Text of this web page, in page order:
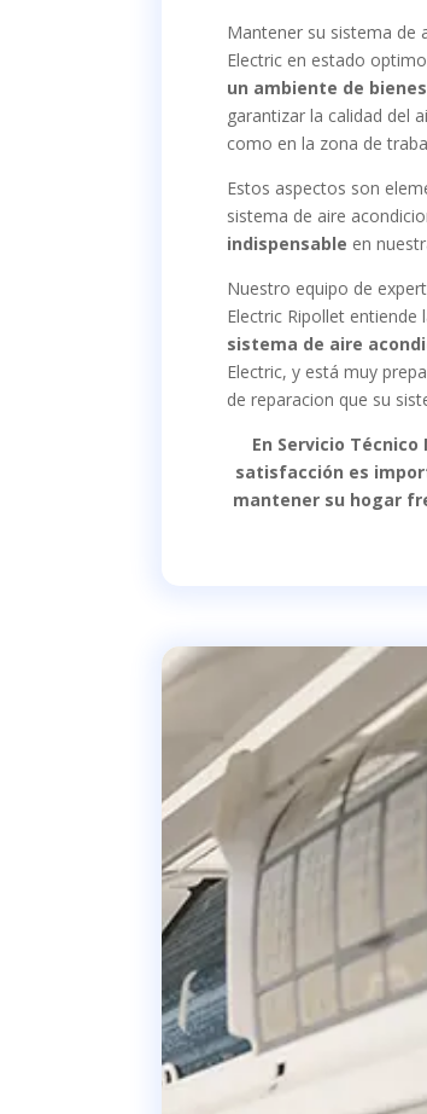
Mantener su sistema de
Electric en estado
un ambiente de
garantizar la calidad del
como en la zona de
Estos aspectos son
sistema de aire
indispensable en
Nuestro equipo de
Electric Ripollet entiende
sistema de aire
Electric, y está muy
de reparacion que su
En Servicio
satisfacción es
mantener su hogar